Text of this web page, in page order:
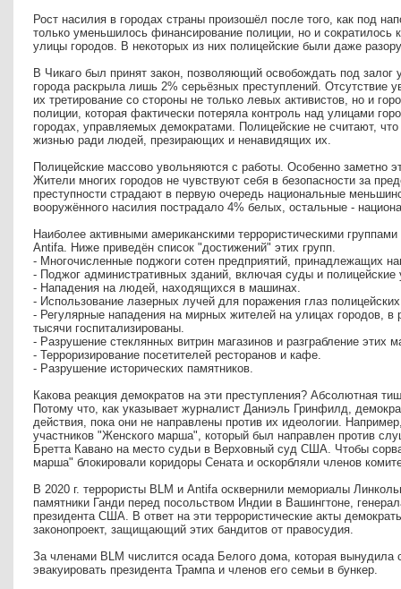
Рост насилия в городах страны произошёл после того, как под
только уменьшилось финансирование полиции, но и сократилось
улицы городов. В некоторых из них полицейские были даже
В Чикаго был принят закон, позволяющий освобождать под залог
города раскрыла лишь 2% серьёзных преступлений. Отсутствие
их третирование со стороны не только левых активистов, но и
полиции, которая фактически потеряла контроль над улицами
городах, управляемых демократами. Полицейские не считают,
жизнью ради людей, презирающих и ненавидящих их.
Полицейские массово увольняются с работы. Особенно заметно
Жители многих городов не чувствуют себя в безопасности за
преступности страдают в первую очередь национальные
вооружённого насилия пострадало 4% белых, остальные -
Наиболее активными американскими террористическими
Antifa. Ниже приведён список "достижений" этих групп.
- Многочисленные поджоги сотен предприятий, принадлежащих
- Поджог административных зданий, включая суды и полицейские
- Нападения на людей, находящихся в машинах.
- Использование лазерных лучей для поражения глаз
- Регулярные нападения на мирных жителей на улицах городов, в
тысячи госпитализированы.
- Разрушение стеклянных витрин магазинов и разграбление этих
- Терроризирование посетителей ресторанов и кафе.
- Разрушение исторических памятников.
Какова реакция демократов на эти преступления? Абсолютная
Потому что, как указывает журналист Даниэль Гринфилд,
действия, пока они не направлены против их идеологии.
участников "Женского марша", который был направлен против
Бретта Кавано на место судьи в Верховный суд США. Чтобы
марша" блокировали коридоры Сената и оскорбляли членов
В 2020 г. террористы BLM и Antifa осквернили мемориалы
памятники Ганди перед посольством Индии в Вашингтоне,
президента США. В ответ на эти террористические акты
законопроект, защищающий этих бандитов от правосудия.
За членами BLM числится осада Белого дома, которая вынудила
эвакуировать президента Трампа и членов его семьи в бункер.